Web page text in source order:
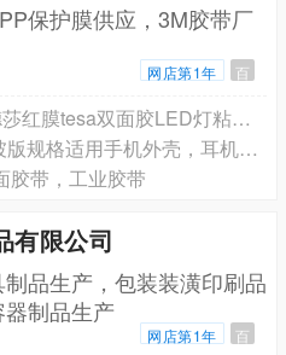
保护膜供应，3M胶带厂
网店第1年 百
正品TESA4965德莎4965德莎红膜tesa双面胶LED灯粘接胶
正品3M热熔胶3M615新加坡版规格适用手机外壳，耳机外壳胶带
胶带，工业胶带
有限公司
品生产，包装装潢印刷品
制品生产
网店第1年 百